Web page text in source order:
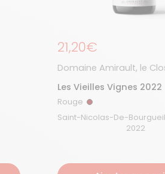
Prix régulier
21,20€
Domaine Amirault, le
Les Vieilles Vignes 2022
Rouge Rouge
2022